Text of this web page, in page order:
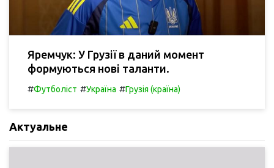
Яремчук: У Грузії в даний момент
формуються нові таланти.
#Футболіст #Україна #Грузія (країна)
Актуальне